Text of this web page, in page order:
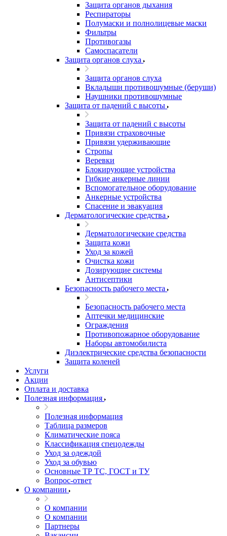
Защита органов дыхания
Респираторы
Полумаски и полнолицевые маски
Фильтры
Противогазы
Самоспасатели
Защита органов слуха
Защита органов слуха
Вкладыши противошумные (беруши)
Наушники противошумные
Защита от падений с высоты
Защита от падений с высоты
Привязи страховочные
Привязи удерживающие
Стропы
Веревки
Блокирующие устройства
Гибкие анкерные линии
Вспомогательное оборудование
Анкерные устройства
Спасение и эвакуация
Дерматологические средства
Дерматологические средства
Защита кожи
Уход за кожей
Очистка кожи
Дозирующие системы
Антисептики
Безопасность рабочего места
Безопасность рабочего места
Аптечки медицинские
Ограждения
Противопожарное оборудование
Наборы автомобилиста
Диэлектрические средства безопасности
Защита коленей
Услуги
Акции
Оплата и доставка
Полезная информация
Полезная информация
Таблица размеров
Климатические пояса
Классификация спецодежды
Уход за одеждой
Уход за обувью
Основные ТР ТС, ГОСТ и ТУ
Вопрос-ответ
О компании
О компании
О компании
Партнеры